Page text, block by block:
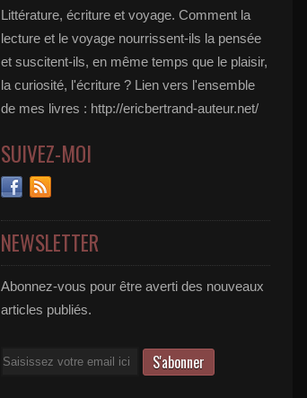
Littérature, écriture et voyage. Comment la
lecture et le voyage nourrissent-ils la pensée
et suscitent-ils, en même temps que le plaisir,
la curiosité, l'écriture ? Lien vers l'ensemble
de mes livres : http://ericbertrand-auteur.net/
SUIVEZ-MOI
NEWSLETTER
Abonnez-vous pour être averti des nouveaux
articles publiés.
Email